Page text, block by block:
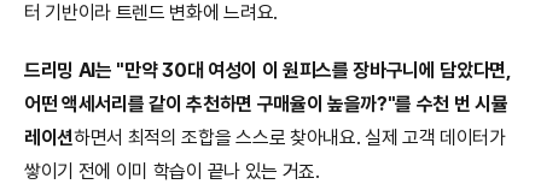
터 기반이라 트렌드 변화에 느려요.
드리밍 AI는 "만약 30대 여성이 이 원피스를 장바구니에 담았다면,
어떤 액세서리를 같이 추천하면 구매율이 높을까?"를 수천 번 시뮬
레이션하면서 최적의 조합을 스스로 찾아내요. 실제 고객 데이터가
쌓이기 전에 이미 학습이 끝나 있는 거죠.